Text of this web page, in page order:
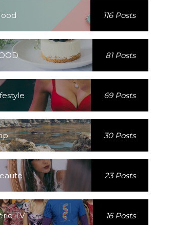
116 Posts
81 Posts
69 Posts
30 Posts
23 Posts
TV 16 Posts